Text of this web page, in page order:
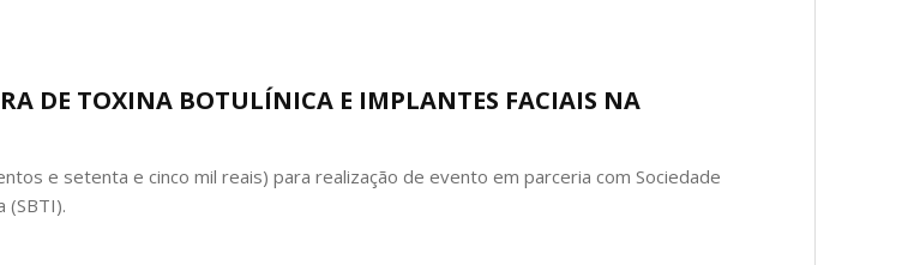
DE TOXINA BOTULÍNICA E IMPLANTES FACIAIS NA
e setenta e cinco mil reais) para realização de evento em parceria com Sociedade
(SBTI).